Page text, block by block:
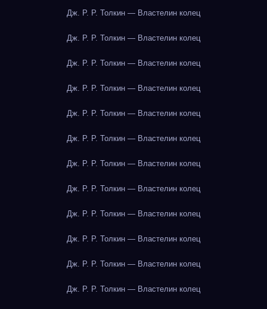
Дж. Р. Р. Толкин — Властелин колец
Дж. Р. Р. Толкин — Властелин колец
Дж. Р. Р. Толкин — Властелин колец
Дж. Р. Р. Толкин — Властелин колец
Дж. Р. Р. Толкин — Властелин колец
Дж. Р. Р. Толкин — Властелин колец
Дж. Р. Р. Толкин — Властелин колец
Дж. Р. Р. Толкин — Властелин колец
Дж. Р. Р. Толкин — Властелин колец
Дж. Р. Р. Толкин — Властелин колец
Дж. Р. Р. Толкин — Властелин колец
Дж. Р. Р. Толкин — Властелин колец